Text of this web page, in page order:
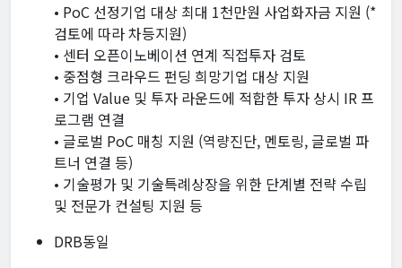
• PoC 선정기업 대상 최대 1천만원 사업화자금 지원 (*
검토에 따라 차등지원)
• 센터 오픈이노베이션 연계 직접투자 검토
• 중점형 크라우드 펀딩 희망기업 대상 지원
• 기업 Value 및 투자 라운드에 적합한 투자 상시 IR 프
로그램 연결
• 글로벌 PoC 매칭 지원 (역량진단, 멘토링, 글로벌 파
트너 연결 등)
• 기술평가 및 기술특례상장을 위한 단계별 전략 수립
및 전문가 컨설팅 지원 등
DRB동일